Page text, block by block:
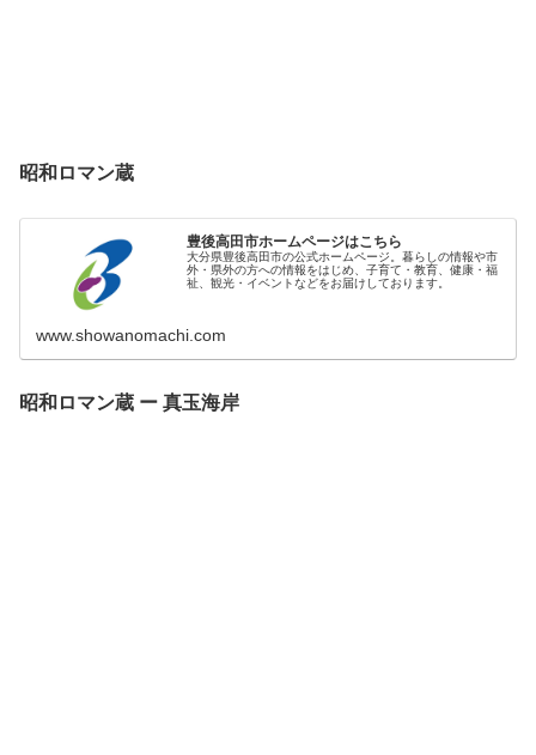
昭和ロマン蔵
豊後高田市ホームページはこちら
大分県豊後高田市の公式ホームページ。暮らしの情報や市
外・県外の方への情報をはじめ、子育て・教育、健康・福
祉、観光・イベントなどをお届けしております。
www.showanomachi.com
昭和ロマン蔵 ー 真玉海岸